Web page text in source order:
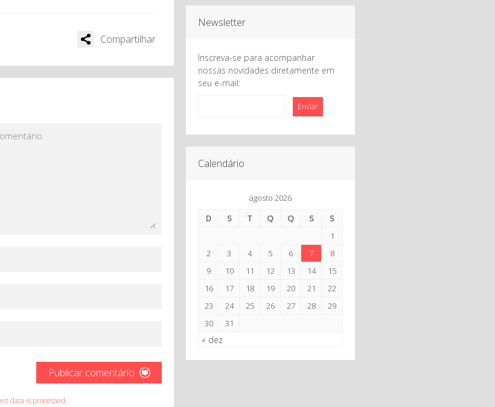
Compartilhar
data is processed.
Newsletter
Inscreva-se para acompanhar
nossas novidades diretamente em
seu e-mail:
Enviar
Calendário
agosto 2026
D
S T Q Q S S
« dez
1
2
3 4 5 6 7
8
9
10 11 12 13 14
15
16
17 18 19 20 21
22
23
24 25 26 27 28
29
30
31